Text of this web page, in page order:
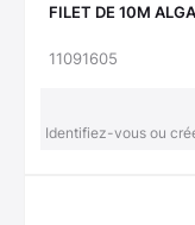
FILET DE 10M
11091605
Identifiez-vous ou